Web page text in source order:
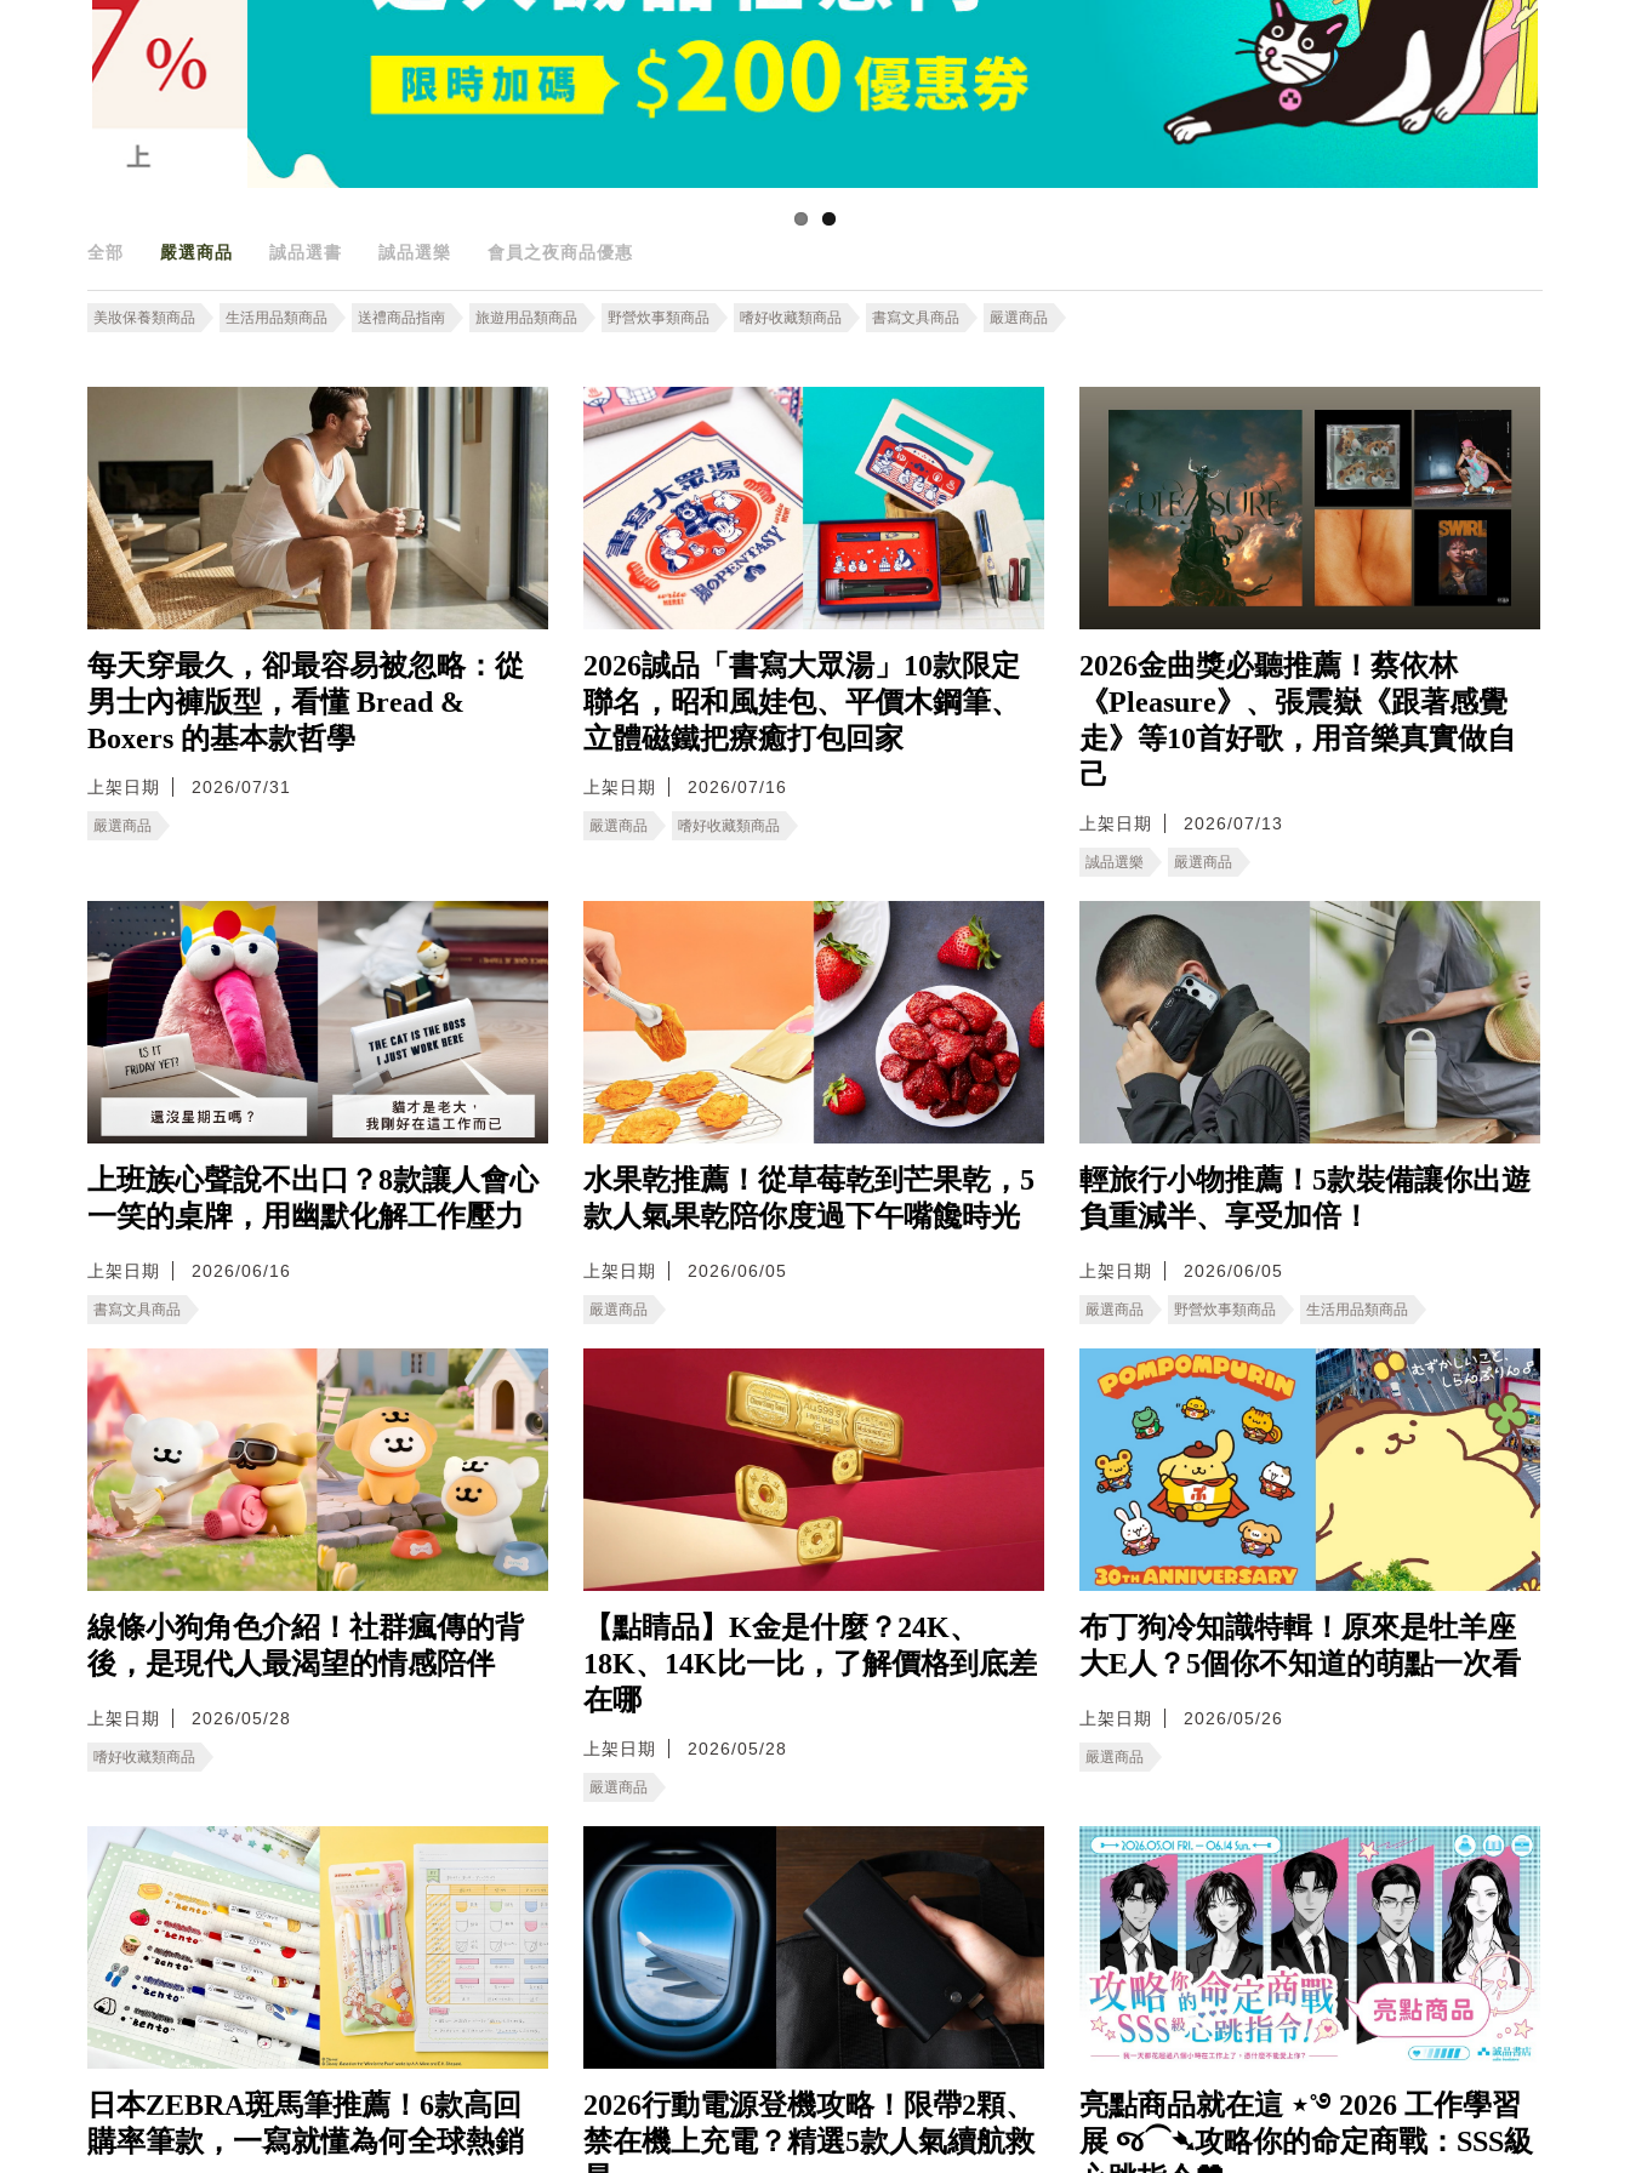
全部 嚴選商品 誠品選書 誠品選樂 會員之夜商品優惠
美妝保養類商品 生活用品類商品 送禮商品指南 旅遊用品類商品 野營炊事類商品 嗜好收藏類商品 書寫文具商品 嚴選商品
每天穿最久，卻最容易被忽略：從
男士內褲版型，看懂 Bread &
Boxers 的基本款哲學
上架日期 2026/07/31
嚴選商品
2026誠品「書寫大眾湯」10款限定
聯名，昭和風娃包、平價木鋼筆、
立體磁鐵把療癒打包回家
上架日期 2026/07/16
嚴選商品 嗜好收藏類商品
2026金曲獎必聽推薦！蔡依林
《Pleasure》、張震嶽《跟著感覺
走》等10首好歌，用音樂真實做自
己
上架日期 2026/07/13
誠品選樂 嚴選商品
上班族心聲說不出口？8款讓人會心
一笑的桌牌，用幽默化解工作壓力
上架日期 2026/06/16
書寫文具商品
水果乾推薦！從草莓乾到芒果乾，5
款人氣果乾陪你度過下午嘴饞時光
上架日期 2026/06/05
嚴選商品
輕旅行小物推薦！5款裝備讓你出遊
負重減半、享受加倍！
上架日期 2026/06/05
嚴選商品 野營炊事類商品 生活用品類商品
線條小狗角色介紹！社群瘋傳的背
後，是現代人最渴望的情感陪伴
上架日期 2026/05/28
嗜好收藏類商品
【點睛品】K金是什麼？24K、
18K、14K比一比，了解價格到底差
在哪
上架日期 2026/05/28
嚴選商品
布丁狗冷知識特輯！原來是牡羊座
大E人？5個你不知道的萌點一次看
上架日期 2026/05/26
嚴選商品
日本ZEBRA斑馬筆推薦！6款高回
購率筆款，一寫就懂為何全球熱銷
2026行動電源登機攻略！限帶2顆、
禁在機上充電？精選5款人氣續航救
亮點商品就在這 ⋆˚࿔ 2026 工作學習
展 જ⁀➴攻略你的命定商戰：SSS級